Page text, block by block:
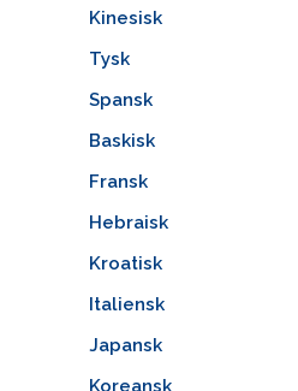
Kinesisk
Tysk
Spansk
Baskisk
Fransk
Hebraisk
Kroatisk
Italiensk
Japansk
Koreansk